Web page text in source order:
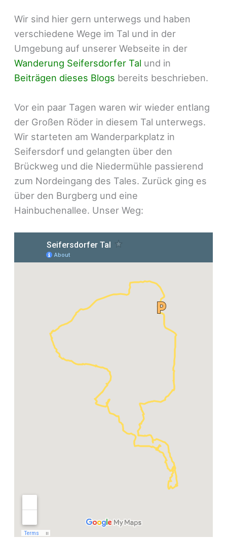
Wir sind hier gern unterwegs und haben
verschiedene Wege im Tal und in der
Umgebung auf unserer Webseite in der
Wanderung Seifersdorfer Tal und in
Beiträgen dieses Blogs bereits beschrieben.
Vor ein paar Tagen waren wir wieder entlang
der Großen Röder in diesem Tal unterwegs.
Wir starteten am Wanderparkplatz in
Seifersdorf und gelangten über den
Brückweg und die Niedermühle passierend
zum Nordeingang des Tales. Zurück ging es
über den Burgberg und eine
Hainbuchenallee. Unser Weg: